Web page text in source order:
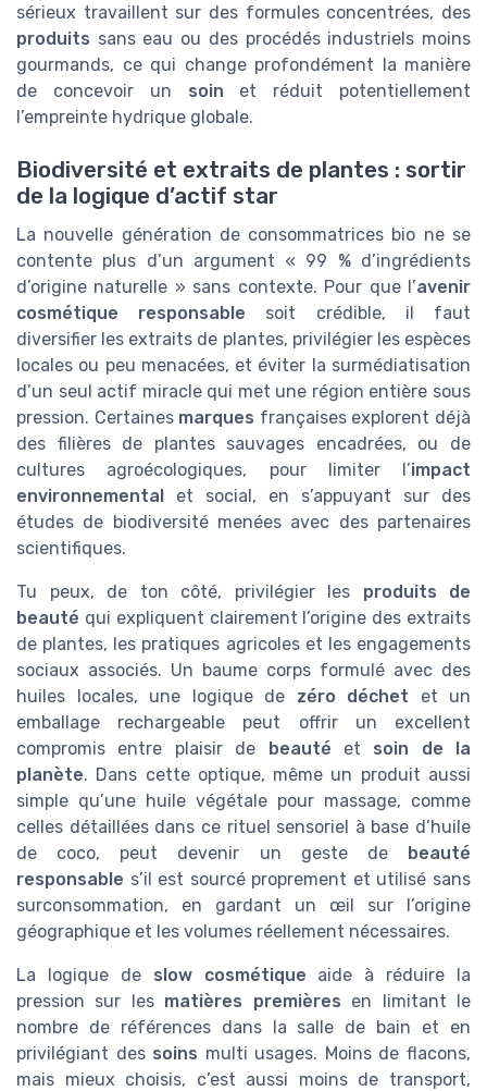
sérieux travaillent sur des formules concentrées, des
produits sans eau ou des procédés industriels moins
gourmands, ce qui change profondément la manière
de concevoir un soin et réduit potentiellement
l’empreinte hydrique globale.
Biodiversité et extraits de plantes : sortir
de la logique d’actif star
La nouvelle génération de consommatrices bio ne se
contente plus d’un argument « 99 % d’ingrédients
d’origine naturelle » sans contexte. Pour que l’avenir
cosmétique responsable soit crédible, il faut
diversifier les extraits de plantes, privilégier les espèces
locales ou peu menacées, et éviter la surmédiatisation
d’un seul actif miracle qui met une région entière sous
pression. Certaines marques françaises explorent déjà
des filières de plantes sauvages encadrées, ou de
cultures agroécologiques, pour limiter l’impact
environnemental et social, en s’appuyant sur des
études de biodiversité menées avec des partenaires
scientifiques.
Tu peux, de ton côté, privilégier les produits de
beauté qui expliquent clairement l’origine des extraits
de plantes, les pratiques agricoles et les engagements
sociaux associés. Un baume corps formulé avec des
huiles locales, une logique de zéro déchet et un
emballage rechargeable peut offrir un excellent
compromis entre plaisir de beauté et soin de la
planète. Dans cette optique, même un produit aussi
simple qu’une huile végétale pour massage, comme
celles détaillées dans ce rituel sensoriel à base d’huile
de coco, peut devenir un geste de beauté
responsable s’il est sourcé proprement et utilisé sans
surconsommation, en gardant un œil sur l’origine
géographique et les volumes réellement nécessaires.
La logique de slow cosmétique aide à réduire la
pression sur les matières premières en limitant le
nombre de références dans la salle de bain et en
privilégiant des soins multi usages. Moins de flacons,
mais mieux choisis, c’est aussi moins de transport,